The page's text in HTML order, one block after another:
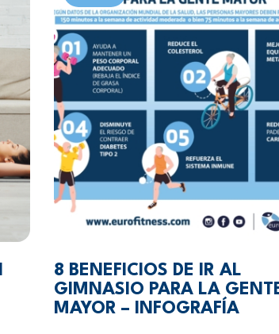
8 BENEFICIOS DE IR AL
GIMNASIO PARA LA
MAYOR – INFOGRAFÍA